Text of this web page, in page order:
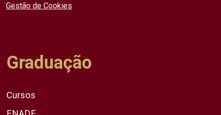
Gestão de Cookies
Graduação
Cursos